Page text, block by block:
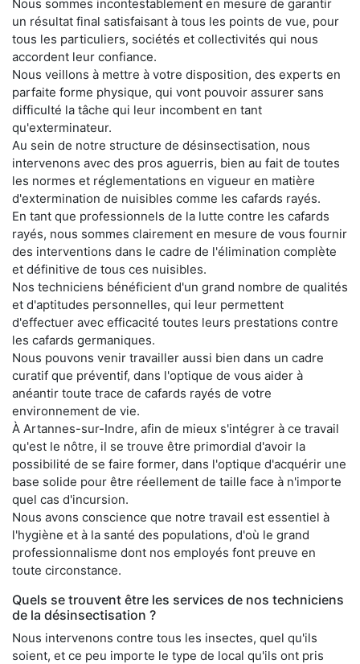
Nous sommes incontestablement en mesure de garantir
un résultat final satisfaisant à tous les points de vue, pour
tous les particuliers, sociétés et collectivités qui nous
accordent leur confiance.
Nous veillons à mettre à votre disposition, des experts en
parfaite forme physique, qui vont pouvoir assurer sans
difficulté la tâche qui leur incombent en tant
qu'exterminateur.
Au sein de notre structure de désinsectisation, nous
intervenons avec des pros aguerris, bien au fait de toutes
les normes et réglementations en vigueur en matière
d'extermination de nuisibles comme les cafards rayés.
En tant que professionnels de la lutte contre les cafards
rayés, nous sommes clairement en mesure de vous fournir
des interventions dans le cadre de l'élimination complète
et définitive de tous ces nuisibles.
Nos techniciens bénéficient d'un grand nombre de qualités
et d'aptitudes personnelles, qui leur permettent
d'effectuer avec efficacité toutes leurs prestations contre
les cafards germaniques.
Nous pouvons venir travailler aussi bien dans un cadre
curatif que préventif, dans l'optique de vous aider à
anéantir toute trace de cafards rayés de votre
environnement de vie.
À Artannes-sur-Indre, afin de mieux s'intégrer à ce travail
qu'est le nôtre, il se trouve être primordial d'avoir la
possibilité de se faire former, dans l'optique d'acquérir une
base solide pour être réellement de taille face à n'importe
quel cas d'incursion.
Nous avons conscience que notre travail est essentiel à
l'hygiène et à la santé des populations, d'où le grand
professionnalisme dont nos employés font preuve en
toute circonstance.
Quels se trouvent être les services de nos techniciens
de la désinsectisation ?
Nous intervenons contre tous les insectes, quel qu'ils
soient, et ce peu importe le type de local qu'ils ont pris